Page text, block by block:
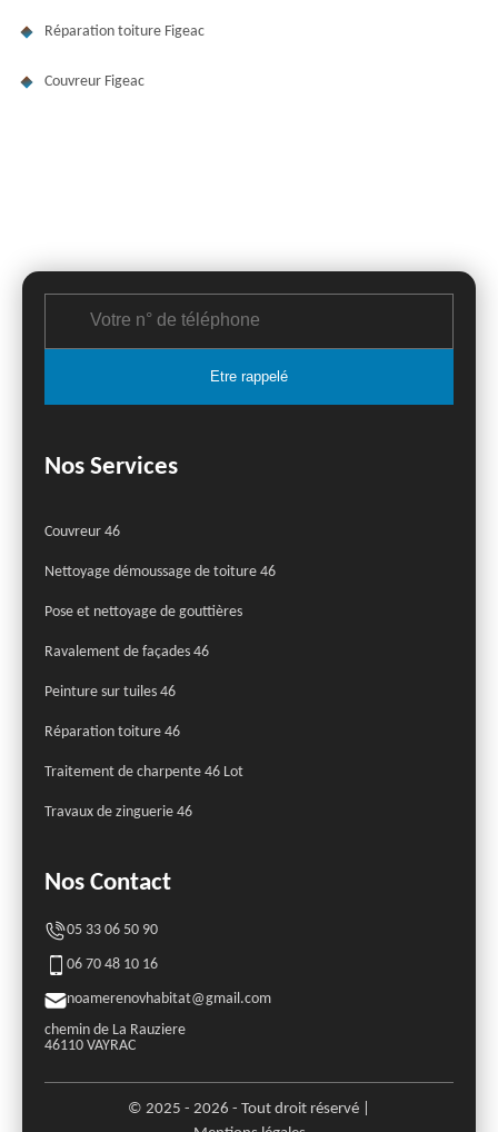
Réparation toiture Figeac
Couvreur Figeac
Nos Services
Couvreur 46
Nettoyage démoussage de toiture 46
Pose et nettoyage de gouttières
Ravalement de façades 46
Peinture sur tuiles 46
Réparation toiture 46
Traitement de charpente 46 Lot
Travaux de zinguerie 46
Nos Contact
05 33 06 50 90
06 70 48 10 16
noamerenovhabitat@gmail.com
chemin de La Rauziere
46110 VAYRAC
© 2025 - 2026 - Tout droit réservé |